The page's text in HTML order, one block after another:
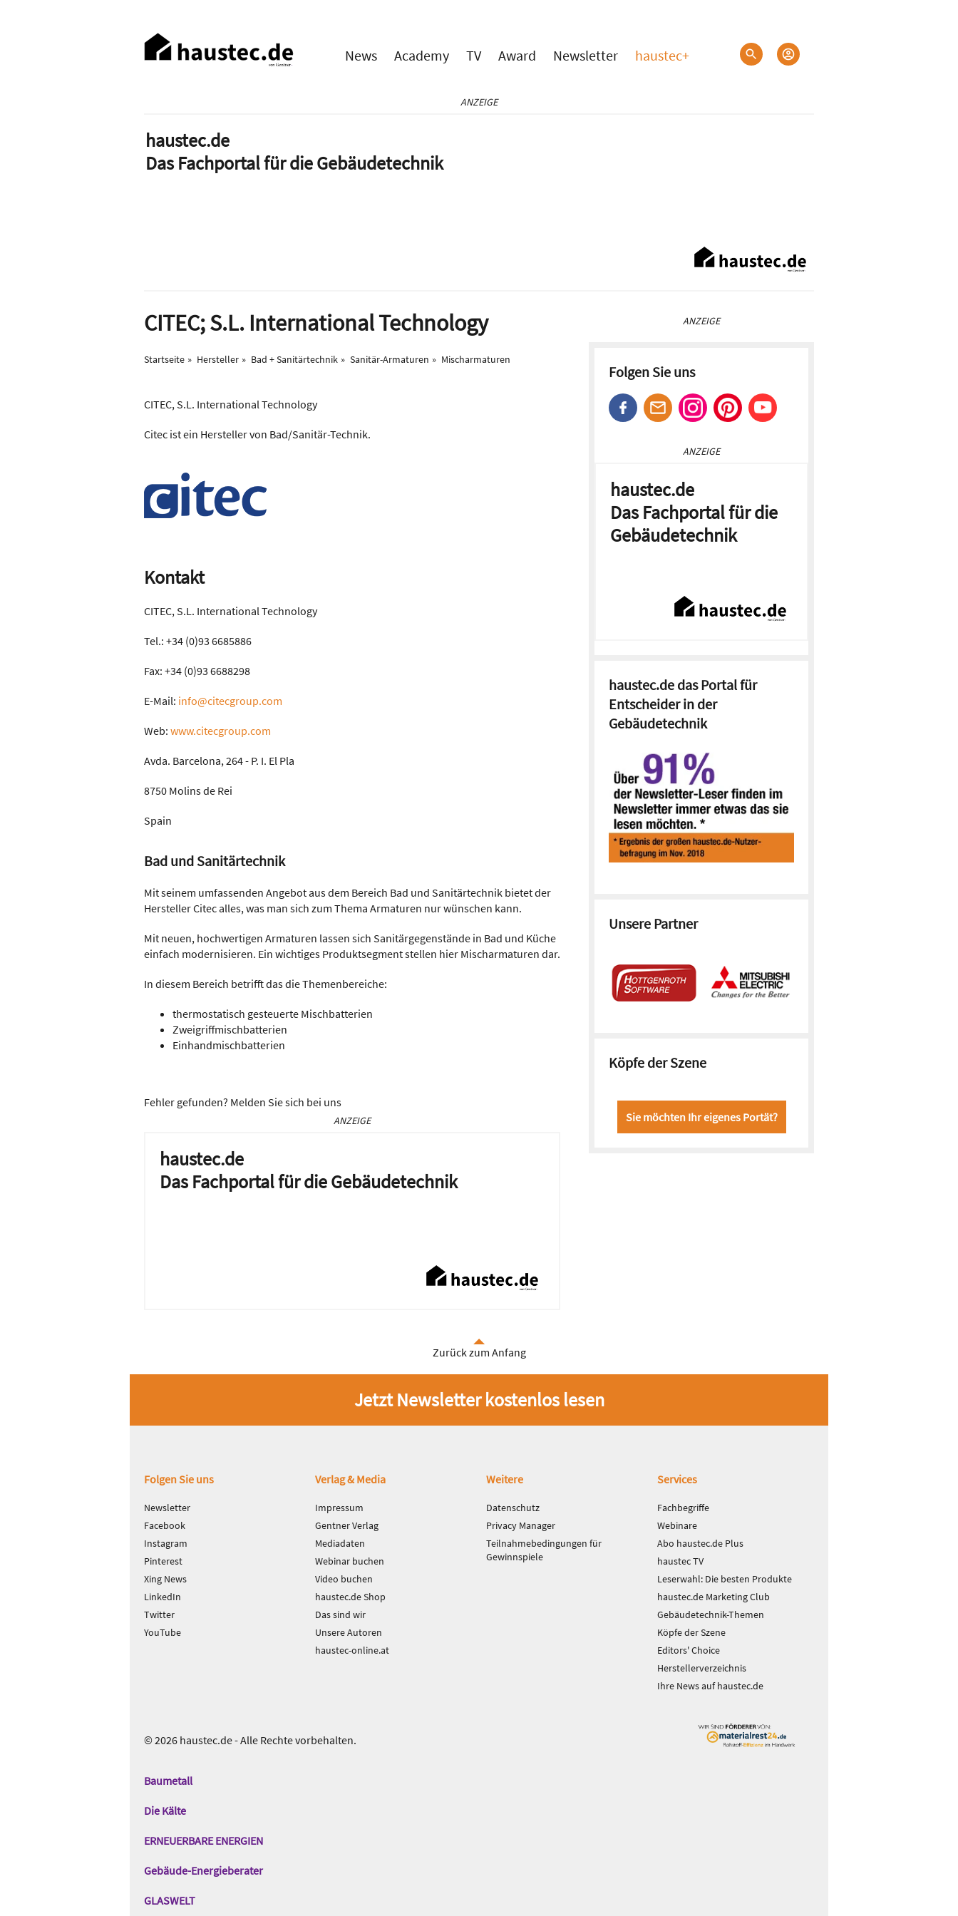
Haupt-
Navigation
News Academy TV Award Newsletter haustec+
ANZEIGE
haustec.de
Das Fachportal für die Gebäudetechnik
CITEC; S.L. International Technology
Startseite Hersteller Bad + Sanitärtechnik Sanitär-Armaturen Mischarmaturen
CITEC, S.L. International Technology
Citec ist ein Hersteller von Bad/Sanitär-Technik.
Kontakt
CITEC, S.L. International Technology
Tel.: +34 (0)93 6685886
Fax: +34 (0)93 6688298
E-Mail: info@citecgroup.com
Web: www.citecgroup.com
Avda. Barcelona, 264 - P. I. El Pla
8750 Molins de Rei
Spain
Bad und Sanitärtechnik
Mit seinem umfassenden Angebot aus dem Bereich Bad und Sanitärtechnik bietet der
Hersteller Citec alles, was man sich zum Thema Armaturen nur wünschen kann.
Mit neuen, hochwertigen Armaturen lassen sich Sanitärgegenstände in Bad und Küche
einfach modernisieren. Ein wichtiges Produktsegment stellen hier Mischarmaturen dar.
In diesem Bereich betrifft das die Themenbereiche:
thermostatisch gesteuerte Mischbatterien
Zweigriffmischbatterien
Einhandmischbatterien
Fehler gefunden? Melden Sie sich bei uns
ANZEIGE
haustec.de
Das Fachportal für die Gebäudetechnik
ANZEIGE
Folgen Sie uns
ANZEIGE
haustec.de
Das Fachportal für die
Gebäudetechnik
haustec.de das Portal für
Entscheider in der
Gebäudetechnik
Unsere Partner
Köpfe der Szene
Sie möchten Ihr eigenes Portät?
Zurück zum Anfang
Jetzt Newsletter kostenlos lesen
Fußbereich
Folgen Sie uns
Newsletter
Facebook
Instagram
Pinterest
Xing News
LinkedIn
Twitter
YouTube
Verlag & Media
Impressum
Gentner Verlag
Mediadaten
Webinar buchen
Video buchen
haustec.de Shop
Das sind wir
Unsere Autoren
haustec-online.at
Weitere
Datenschutz
Privacy Manager
Teilnahmebedingungen für
Gewinnspiele
Services
Fachbegriffe
Webinare
Abo haustec.de Plus
haustec TV
Leserwahl: Die besten Produkte
haustec.de Marketing Club
Gebäudetechnik-Themen
Köpfe der Szene
Editors' Choice
Herstellerverzeichnis
Ihre News auf haustec.de
© 2026 haustec.de - Alle Rechte vorbehalten.
Das
Baumetall
Die Kälte
ERNEUERBARE ENERGIEN
Gebäude-Energieberater
GLASWELT